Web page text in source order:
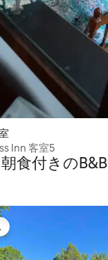
Inn 客室5
朝食付きのB&B
イスです。